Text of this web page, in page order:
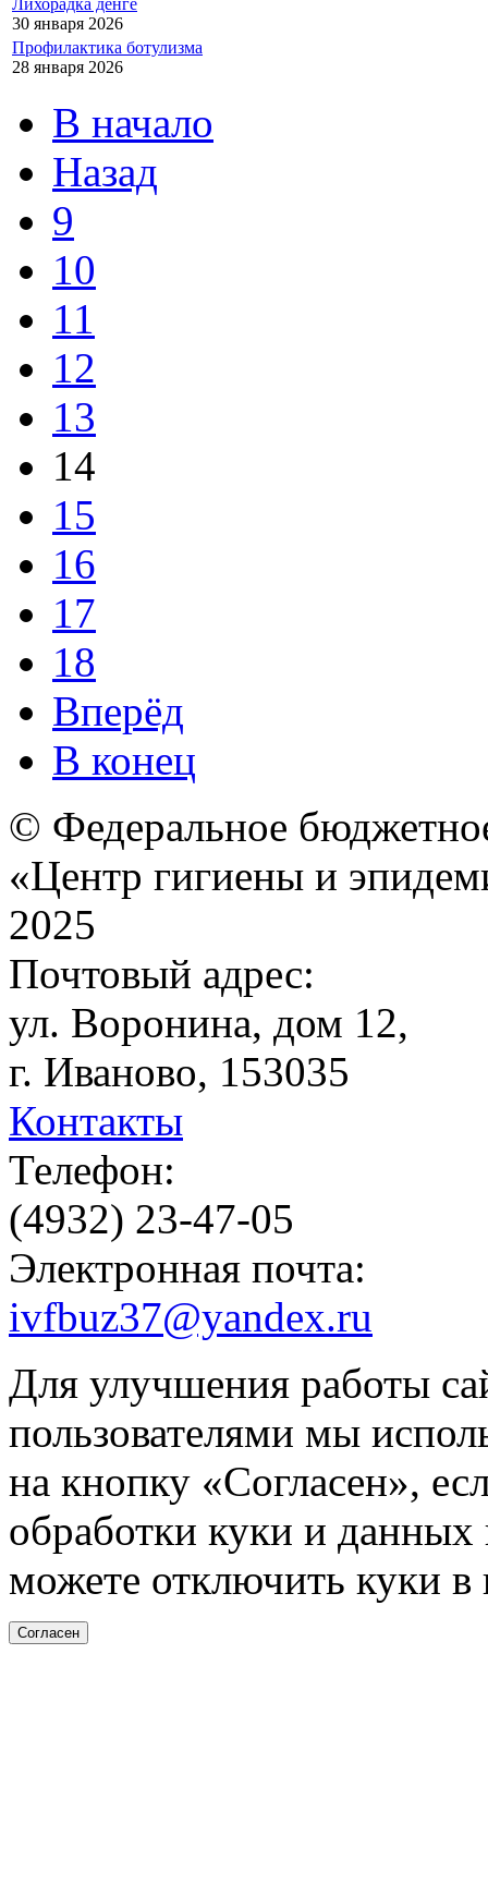
30 января 2026
Профилактика ботулизма
28 января 2026
В начало
Назад
9
10
11
12
13
14
15
16
17
18
Вперёд
В конец
© Федеральное
«Центр гигиены и
2025
Почтовый адрес:
ул. Воронина, дом 12,
г. Иваново, 153035
Контакты
Телефон:
(4932) 23-47-05
Электронная почта:
ivfbuz37@yandex.ru
Для улучшения работы
пользователями мы
на кнопку «Согласен»,
обработки куки и данных
можете отключить куки в
Согласен